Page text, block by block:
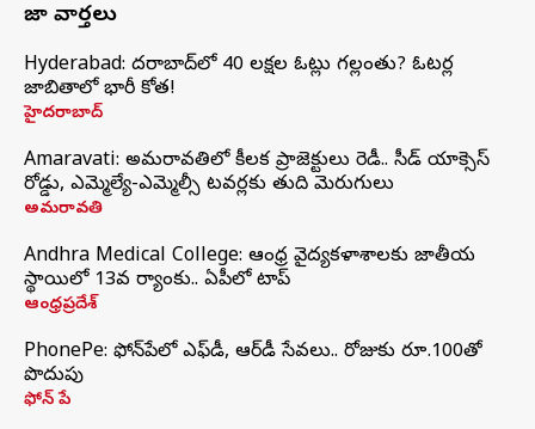
తాజా వార్తలు
Hyderabad: హైదరాబాద్‌లో 40 లక్షల ఓట్లు గల్లంతు? ఓటర్ల
జాబితాలో భారీ కోత!
హైదరాబాద్
Amaravati: అమరావతిలో కీలక ప్రాజెక్టులు రెడీ.. సీడ్‌ యాక్సెస్‌
రోడ్డు, ఎమ్మెల్యే-ఎమ్మెల్సీ టవర్లకు తుది మెరుగులు
అమరావతి
Andhra Medical College: ఆంధ్ర వైద్యకళాశాలకు జాతీయ
స్థాయిలో 13వ ర్యాంకు.. ఏపీలో టాప్
ఆంధ్రప్రదేశ్
PhonePe: ఫోన్‌పేలో ఎఫ్‌డీ, ఆర్‌డీ సేవలు.. రోజుకు రూ.100తో
పొదుపు
ఫోన్‌ పే